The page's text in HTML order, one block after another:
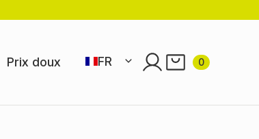
Prix doux
FR
DE
0